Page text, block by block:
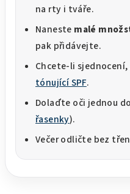
na rty i tváře.
Naneste malé
pak přidávejte.
Chcete-li
tónující SPF.
Dolaďte oči jednou
řasenky).
Večer odličte bez